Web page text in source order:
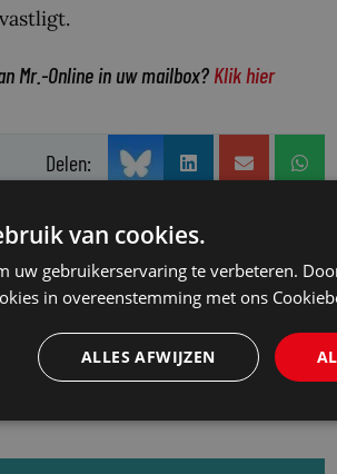
Mr.-Online in uw mailbox? Klik hier
Delen:
te Amsterdam en is bezig met
van cookies.
uw gebruikerservaring te verbeteren.
in overeenstemming met ons
ALLES AFWIJZEN